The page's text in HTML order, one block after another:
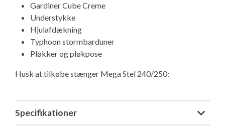
Gardiner Cube Creme
Understykke
Hjulafdækning
Typhoon stormbarduner
Pløkker og pløkpose
Husk at tilkøbe stænger Mega Stel 240/250:
Specifikationer